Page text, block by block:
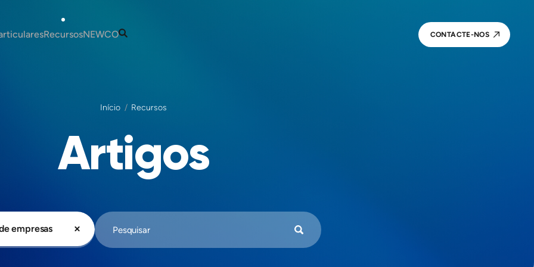
um NIF em Portugal
para Novos
Recursos
Portugal
Madeira
Informação Fiscal e
NEWCO
Contactos
CONTACTE-NOS
Início Recursos
Artigos
empresas